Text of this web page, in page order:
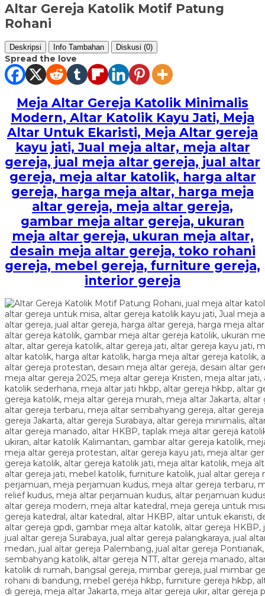
Altar Gereja Katolik Motif Patung
Rohani
Deskripsi Info Tambahan Diskusi (0)
Spread the love
Meja Altar Gereja Katolik Minimalis
Modern, Altar Katolik Kayu Jati, Meja
Altar Untuk Ekaristi, Meja Altar gereja
kayu jati, Jual meja altar, meja altar
gereja, jual meja altar gereja, jual altar
gereja, meja altar katolik, harga altar
gereja, harga meja altar, harga meja
altar gereja, meja altar gereja,
gambar meja altar gereja, ukuran
meja altar gereja, ukuran meja altar,
desain meja altar gereja, toko rohani
gereja, mebel gereja, furniture gereja,
interior gereja